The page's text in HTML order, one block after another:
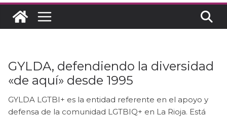
GYLDA, defendiendo la diversidad
«de aquí» desde 1995
GYLDA LGTBI+ es la entidad referente en el apoyo y
defensa de la comunidad LGTBIQ+ en La Rioja. Está